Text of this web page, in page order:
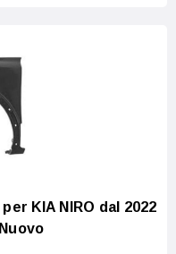
KIA NIRO dal 2022